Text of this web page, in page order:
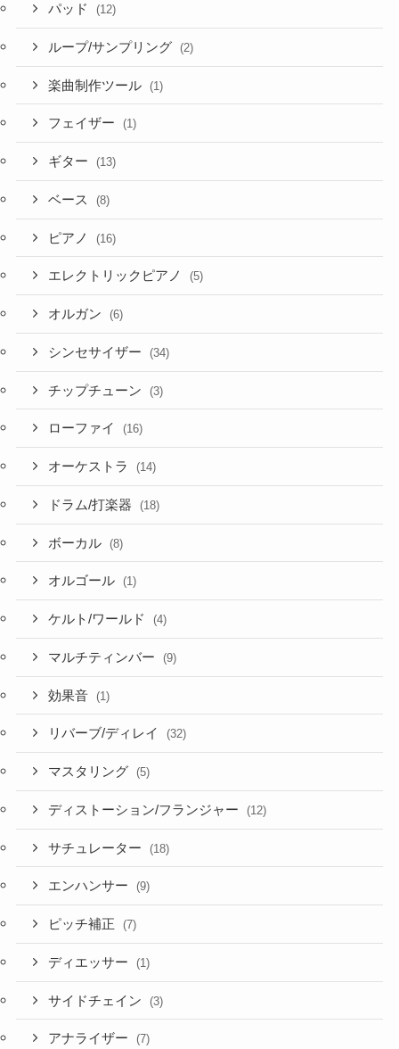
パッド (12)
ループ/サンプリング (2)
楽曲制作ツール (1)
フェイザー (1)
ギター (13)
ベース (8)
ピアノ (16)
エレクトリックピアノ (5)
オルガン (6)
シンセサイザー (34)
チップチューン (3)
ローファイ (16)
オーケストラ (14)
ドラム/打楽器 (18)
ボーカル (8)
オルゴール (1)
ケルト/ワールド (4)
マルチティンバー (9)
効果音 (1)
リバーブ/ディレイ (32)
マスタリング (5)
ディストーション/フランジャー (12)
サチュレーター (18)
エンハンサー (9)
ピッチ補正 (7)
ディエッサー (1)
サイドチェイン (3)
アナライザー (7)